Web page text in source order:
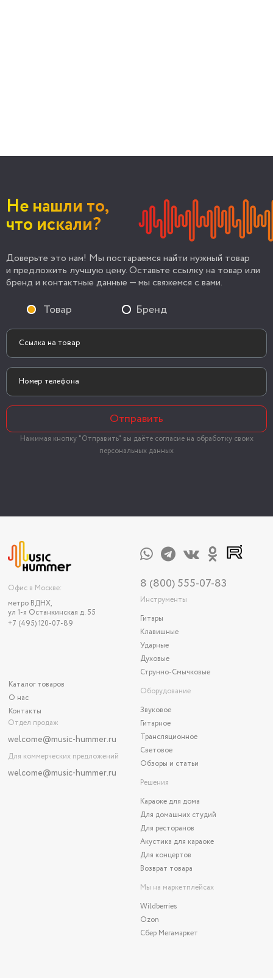
Не нашли то,
что искали?
Доверьте это нам! Мы постараемся найти нужный товар
и предложить лучшую цену. Оставьте ссылку на товар или
бренд и контактные данные — мы свяжемся с вами.
Товар Бренд
Отправить
Нажимая кнопку "Отправить" вы даёте согласие на обработку своих
персональных данных
Офис в Москве:
метро ВДНХ,
ул 1-я Останкинская д. 55
+7 (495) 120-07-89
Каталог товаров
О нас
Контакты
Отдел продаж
welcome@music-hummer.ru
Для коммерческих предложений
welcome@music-hummer.ru
8 (800) 555-07-83
Инструменты
Гитары
Клавишные
Ударные
Духовые
Струнно-Смычковые
Оборудование
Звуковое
Гитарное
Трансляционное
Световое
Обзоры и статьи
Решения
Караоке для дома
Для домашних студий
Для ресторанов
Акустика для караоке
Для концертов
Возврат товара
Мы на маркетплейсах
Wildberries
Ozon
Сбер Мегамаркет